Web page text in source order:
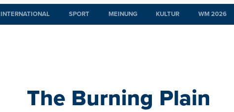
INTERNATIONAL SPORT MEINUNG KULTUR WM 2026
The Burning Plain